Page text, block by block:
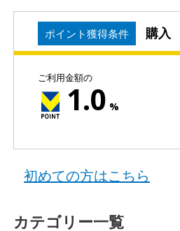
ポイント獲得条件 購入
ご利用金額の
1.0 %
初めての方はこちら
カテゴリー一覧